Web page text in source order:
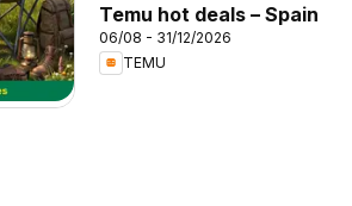
Temu hot deals – Spain
06/08 - 31/12/2026
TEMU